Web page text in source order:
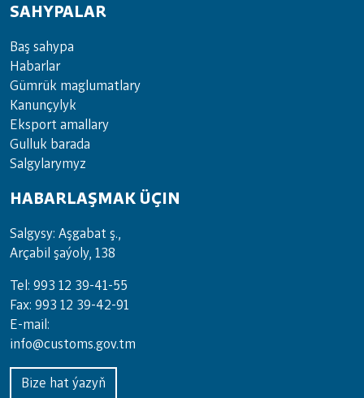
SAHYPALAR
Baş sahypa
Habarlar
Gümrük maglumatlary
Kanunçylyk
Eksport amallary
Gulluk barada
Salgylarymyz
HABARLAŞMAK ÜÇIN
Salgysy: Aşgabat ş.,
Arçabil şaýoly, 138
Tel: 993 12 39-41-55
Fax: 993 12 39-42-91
E-mail:
info@customs.gov.tm
Bize hat ýazyň